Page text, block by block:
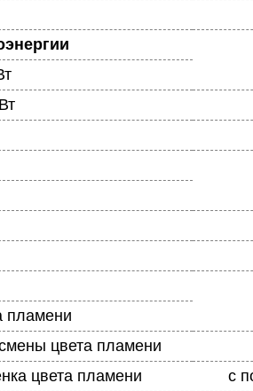
пламени
цвета пламени
цвета пламени
с